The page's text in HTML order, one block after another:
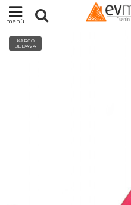
menü
KARGO
BEDAVA